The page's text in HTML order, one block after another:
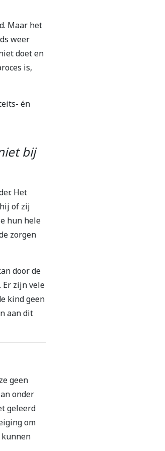
Maar het
weer
doet en
is,
én
bij
Het
of zij
hun hele
zorgen
door de
Er zijn vele
kind geen
aan dit
geen
onder
geleerd
om
kunnen